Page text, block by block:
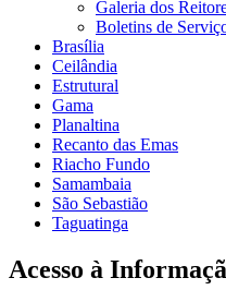
Galeria dos
Boletins de
Brasília
Ceilândia
Estrutural
Gama
Planaltina
Recanto das Emas
Riacho Fundo
Samambaia
São Sebastião
Taguatinga
Acesso à